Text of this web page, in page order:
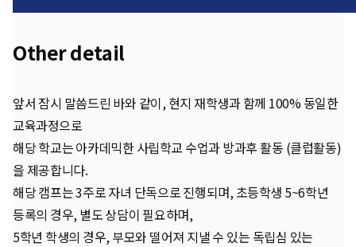
Other detail
앞서 잠시 말씀드린 바와 같이, 현지 재학생과 함께 100% 동일한
교육과정으로
해당 학교는 아카데믹한 사립학교 수업과 방과후 활동 (클럽활동)
을 제공합니다.
해당 캠프는 3주로 자녀 단독으로 진행되며, 초등학생 5~6학년
등록의 경우, 별도 상담이 필요하며,
5학년 학생의 경우, 부모와 떨어져 지낼 수 있는 독립심 있는